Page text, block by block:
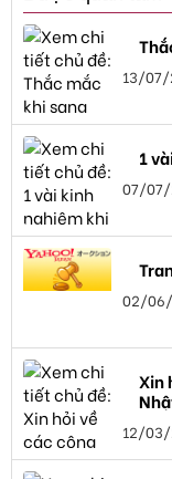
13/
1
07/
02/
Xin
12/